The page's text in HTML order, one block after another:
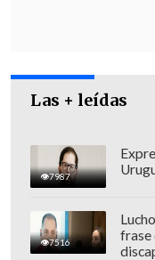
Las + leídas
7987
7516
frase